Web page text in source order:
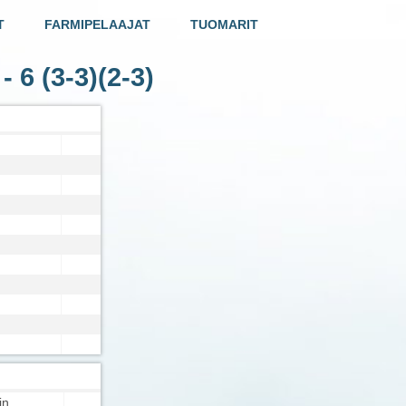
FARMIPELAAJAT TUOMARIT
6 (3-3)(2-3)